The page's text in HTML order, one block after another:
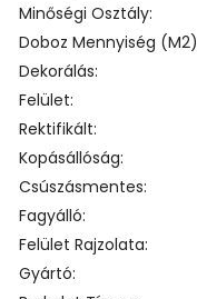
Minőségi Osztály
Doboz Mennyiség (m2)
Dekorálás
Felület
Rektifikált
Kopásállóság
Csúszásmentes
Fagyálló
Felület Rajzolata
Gyártó